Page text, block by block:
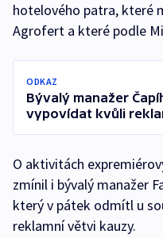
hotelového patra, které
Agrofert a které podle
ODKAZ
Bývalý manažer
vypovídat kvůli
O aktivitách
zmínil i bývalý manažer
který v pátek odmítl u
reklamní větvi kauzy.